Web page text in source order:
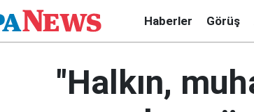
Haberler Görüş
"Halkın,